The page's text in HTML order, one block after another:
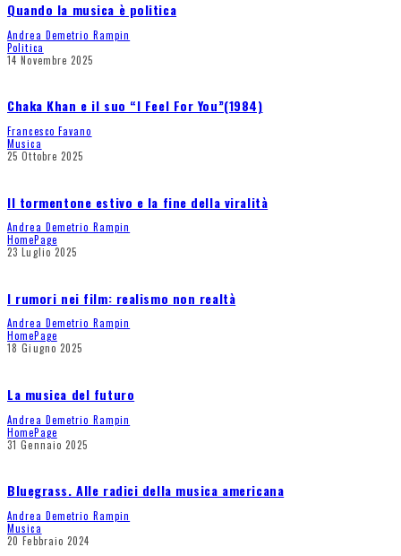
Quando la musica è politica
Andrea Demetrio Rampin
Politica
14 Novembre 2025
Chaka Khan e il suo “I Feel For You”(1984)
Francesco Favano
Musica
25 Ottobre 2025
Il tormentone estivo e la fine della viralità
Andrea Demetrio Rampin
HomePage
23 Luglio 2025
I rumori nei film: realismo non realtà
Andrea Demetrio Rampin
HomePage
18 Giugno 2025
La musica del futuro
Andrea Demetrio Rampin
HomePage
31 Gennaio 2025
Bluegrass. Alle radici della musica americana
Andrea Demetrio Rampin
Musica
20 Febbraio 2024